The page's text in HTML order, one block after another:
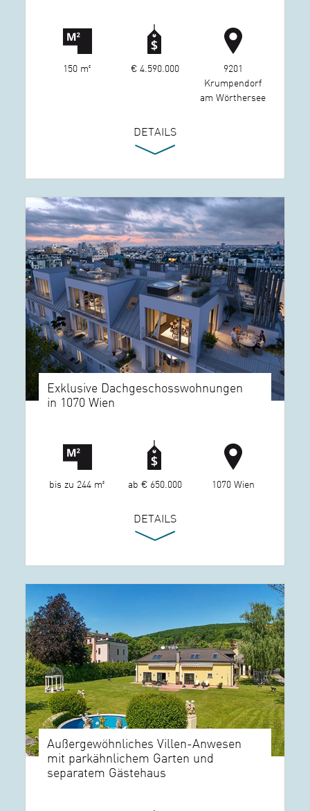
150 m² € 4.590.000
9201
Krumpendorf
am Wörthersee
DETAILS
Exklusive Dachgeschosswohnungen
in 1070 Wien
bis zu 244 m² ab € 650.000 1070 Wien
DETAILS
Außergewöhnliches Villen-Anwesen
mit parkähnlichem Garten und
separatem Gästehaus